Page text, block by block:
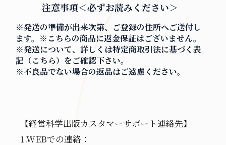
注意事項＜必ずお読みください＞
※発送の準備が出来次第、ご登録の住所へご送付し
ます。※こちらの商品に返金保証はございません。
※発送について、詳しくは特定商取引法に基づく表
記（こちら）をご確認下さい。
※不良品でない場合の返品はご遠慮ください。
【経営科学出版カスタマーサポート連絡先】
1.WEBでの連絡：